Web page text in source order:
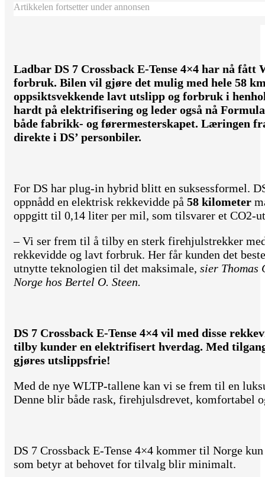
Artikkelen fortsetter under annonsen
Ladbar DS 7 Crossback E-Tense 4×4 har nå
forbruk. Bilen vil gjøre det mulig med hele 58
oppsiktsvekkende lavt utslipp og forbruk i
hardt på elektrifisering og leder også nå
både fabrikk- og førermesterskapet. Læringen
direkte i DS’ personbiler.
For DS har plug-in hybrid blitt en suksessformel.
oppnådd en elektrisk rekkevidde på 58 kilometer
oppgitt til 0,14 liter per mil, som tilsvarer et CO2-
– Vi ser frem til å tilby en sterk firehjulstrekker
rekkevidde og lavt forbruk. Her får kunden det
utnytte teknologien til det maksimale, sier Thomas
Norge hos Bertel O. Steen.
DS 7 Crossback E-Tense 4×4 vil med disse
tilby kunder en elektrifisert hverdag. Med
gjøres utslippsfrie!
Med de nye WLTP-tallene kan vi se frem til en
Denne blir både rask, firehjulsdrevet, komfortabel
DS 7 Crossback E-Tense 4×4 kommer til Norge
som betyr at behovet for tilvalg blir minimalt.